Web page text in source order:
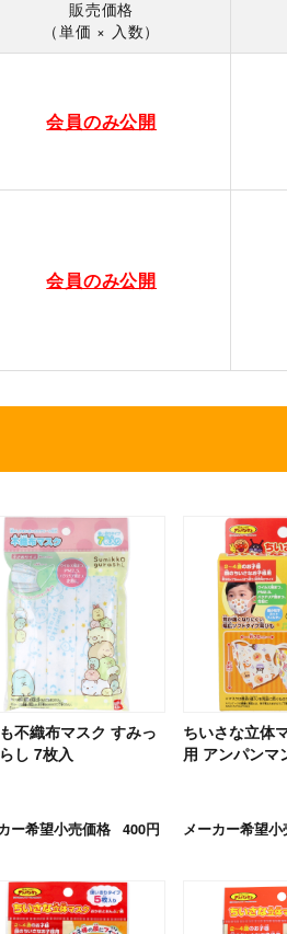
販売価格
（単価 × 入数）
会員のみ公開
会員のみ公開
不織布マスク すみっ
し 7枚入
ー希望小売価格 400円
ちいさな立体
用 アンパンマ
メーカー希望小